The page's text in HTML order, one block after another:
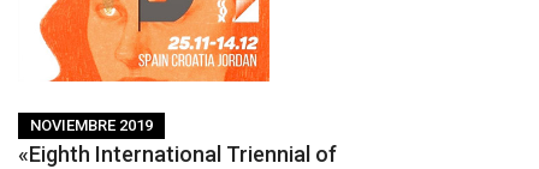
NOVIEMBRE 2019
«Eighth International Triennial of